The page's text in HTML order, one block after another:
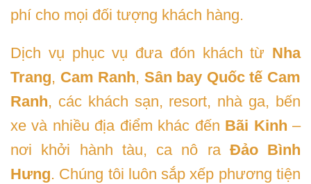
phí cho mọi đối tượng khách hàng.
Dịch vụ phục vụ đưa đón khách từ Nha
Trang, Cam Ranh, Sân bay Quốc tế Cam
Ranh, các khách sạn, resort, nhà ga, bến
xe và nhiều địa điểm khác đến Bãi Kinh –
nơi khởi hành tàu, ca nô ra Đảo Bình
Hưng. Chúng tôi luôn sắp xếp phương tiện